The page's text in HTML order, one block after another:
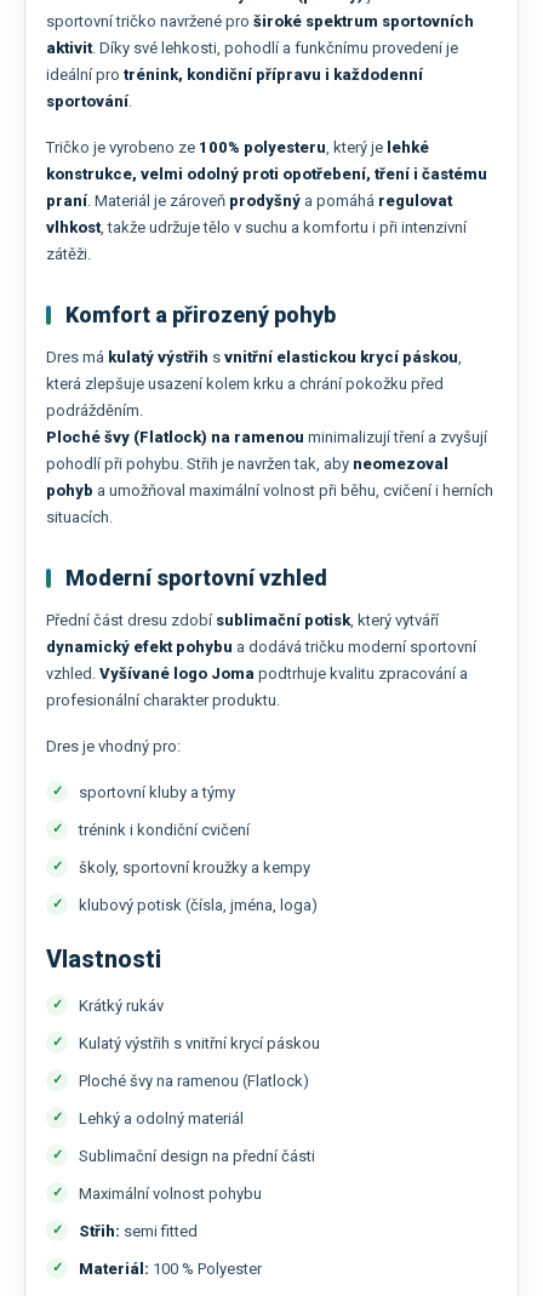
sportovní tričko navržené pro široké spektrum sportovních
aktivit. Díky své lehkosti, pohodlí a funkčnímu provedení je
ideální pro trénink, kondiční přípravu i každodenní
sportování.
Tričko je vyrobeno ze 100% polyesteru, který je lehké
konstrukce, velmi odolný proti opotřebení, tření i častému
praní. Materiál je zároveň prodyšný a pomáhá regulovat
vlhkost, takže udržuje tělo v suchu a komfortu i při intenzivní
zátěži.
Komfort a přirozený pohyb
Dres má kulatý výstřih s vnitřní elastickou krycí páskou,
která zlepšuje usazení kolem krku a chrání pokožku před
podrážděním.
Ploché švy (Flatlock) na ramenou minimalizují tření a zvyšují
pohodlí při pohybu. Střih je navržen tak, aby neomezoval
pohyb a umožňoval maximální volnost při běhu, cvičení i herních
situacích.
Moderní sportovní vzhled
Přední část dresu zdobí sublimační potisk, který vytváří
dynamický efekt pohybu a dodává tričku moderní sportovní
vzhled. Vyšívané logo Joma podtrhuje kvalitu zpracování a
profesionální charakter produktu.
Dres je vhodný pro:
sportovní kluby a týmy
trénink i kondiční cvičení
školy, sportovní kroužky a kempy
klubový potisk (čísla, jména, loga)
Vlastnosti
Krátký rukáv
Kulatý výstřih s vnitřní krycí páskou
Ploché švy na ramenou (Flatlock)
Lehký a odolný materiál
Sublimační design na přední části
Maximální volnost pohybu
Střih: semi fitted
Materiál: 100 % Polyester